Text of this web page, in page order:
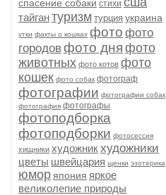
спасение собаки стихи
тайгантуризм турция украина
утки факты о кошках фото фото
городовфото дня фото
животных фото котов фото
кошек фото собак фотограф
фотографии фотографии собак
фотография фотографы
фотоподборка
фотоподборки фотосессия
хищники художникхудожники
цветы швейцария щенки эзотерика
юмор япония яркое
великолепие природы